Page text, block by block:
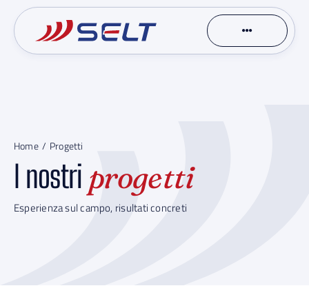
content
Home Progetti
I nostri progetti
Esperienza sul campo, risultati concreti